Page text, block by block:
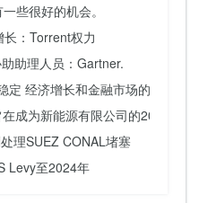
些很好的机会。
：Torrent权力
助理人员：Gartner.
定 经济增长和金融市场的步伐可
成为新能源有限公司的2035年净
理SUEZ CONAL堵塞
Levy至2024年